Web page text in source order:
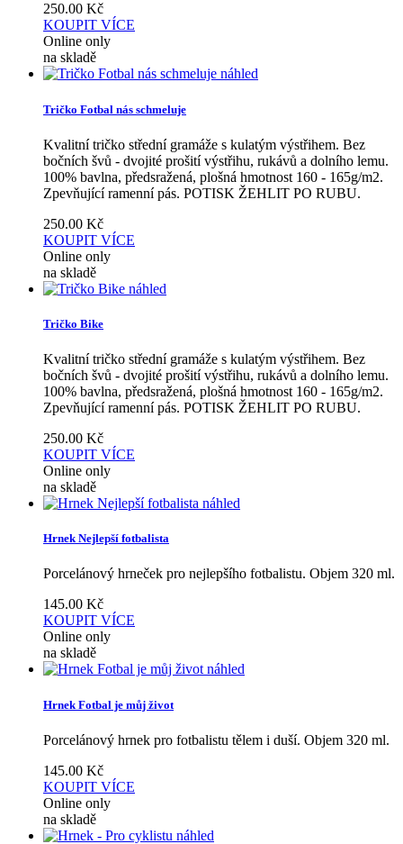
250.00 Kč
KOUPIT VÍCE
Online only
na skladě
náhled
Tričko Fotbal nás schmeluje
Kvalitní tričko střední gramáže s kulatým výstřihem. Bez
bočních švů - dvojité prošití výstřihu, rukávů a dolního lemu.
100% bavlna, předsražená, plošná hmotnost 160 - 165g/m2.
Zpevňující ramenní pás. POTISK ŽEHLIT PO RUBU.
250.00 Kč
KOUPIT VÍCE
Online only
na skladě
náhled
Tričko Bike
Kvalitní tričko střední gramáže s kulatým výstřihem. Bez
bočních švů - dvojité prošití výstřihu, rukávů a dolního lemu.
100% bavlna, předsražená, plošná hmotnost 160 - 165g/m2.
Zpevňující ramenní pás. POTISK ŽEHLIT PO RUBU.
250.00 Kč
KOUPIT VÍCE
Online only
na skladě
náhled
Hrnek Nejlepší fotbalista
Porcelánový hrneček pro nejlepšího fotbalistu. Objem 320 ml.
145.00 Kč
KOUPIT VÍCE
Online only
na skladě
náhled
Hrnek Fotbal je můj život
Porcelánový hrnek pro fotbalistu tělem i duší. Objem 320 ml.
145.00 Kč
KOUPIT VÍCE
Online only
na skladě
náhled